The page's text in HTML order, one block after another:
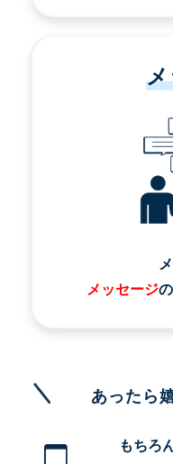
メッセージ
あったら
もちろ